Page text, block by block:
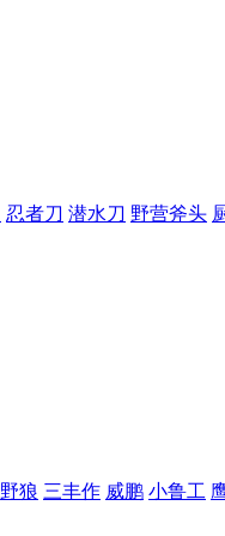
忍者刀 潜水刀 野营斧头
野狼 三丰作 威鹏 小鲁工